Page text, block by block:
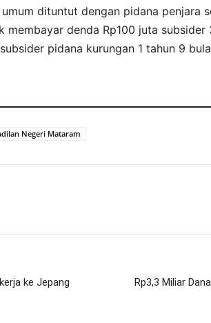
dituntut dengan pidana penjara
membayar denda Rp100 juta subsider
pidana kurungan 1 tahun 9
Negeri Mataram
ke Jepang
Rp3,3 Miliar